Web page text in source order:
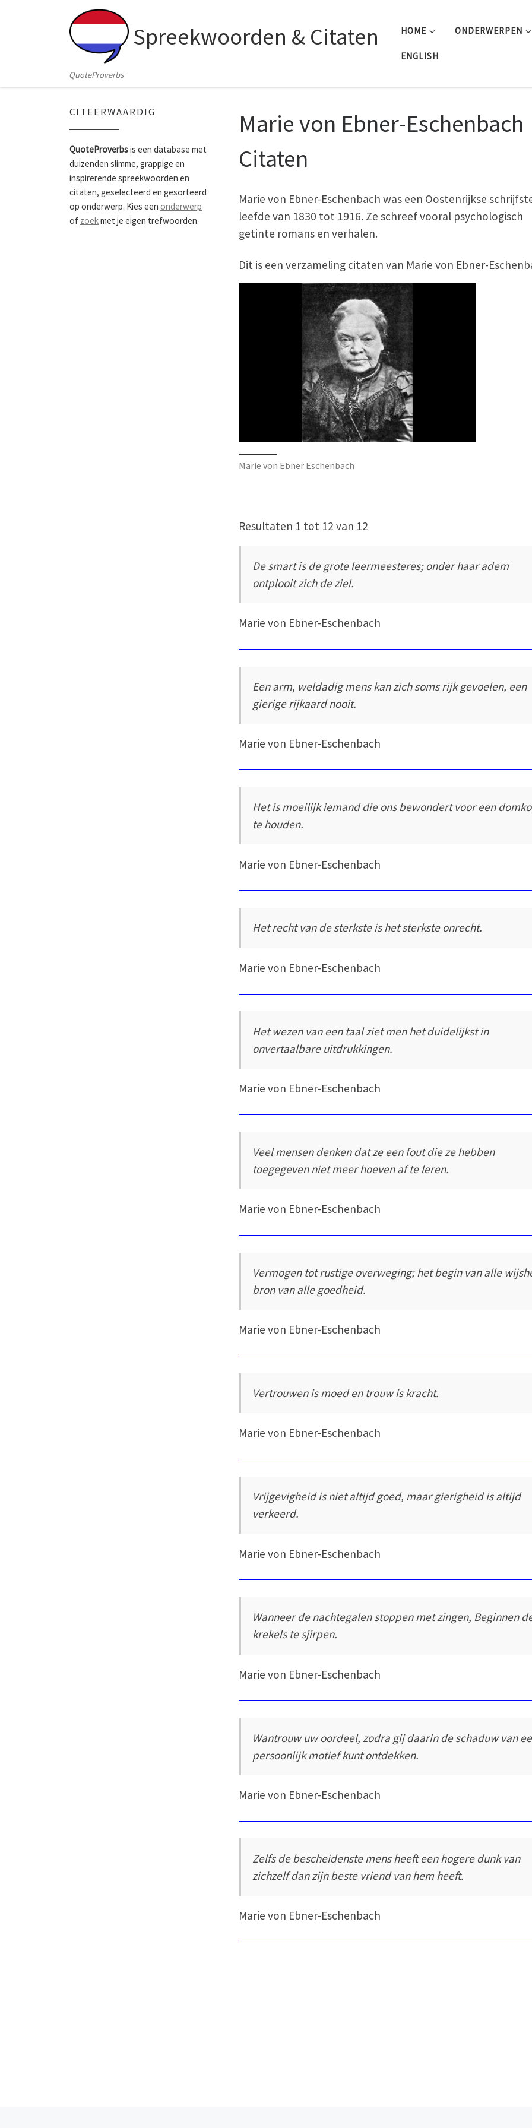
Skip to content
Spreekwoorden & Citaten
QuoteProverbs
HOME ONDERWERPEN
ENGLISH
Marie von Ebner-Eschenbach
Citaten
Marie von Ebner-Eschenbach was een Oostenrijkse
leefde van 1830 tot 1916. Ze schreef vooral psychologisch
getinte romans en verhalen.
Dit is een verzameling citaten van Marie von Ebner-
Marie von Ebner Eschenbach
Resultaten 1 tot 12 van 12
De smart is de grote leermeesteres; onder haar adem
ontplooit zich de ziel.
Marie von Ebner-Eschenbach
Een arm, weldadig mens kan zich soms rijk gevoelen, een
gierige rijkaard nooit.
Marie von Ebner-Eschenbach
Het is moeilijk iemand die ons bewondert voor een
te houden.
Marie von Ebner-Eschenbach
Het recht van de sterkste is het sterkste onrecht.
Marie von Ebner-Eschenbach
Het wezen van een taal ziet men het duidelijkst in
onvertaalbare uitdrukkingen.
Marie von Ebner-Eschenbach
Veel mensen denken dat ze een fout die ze hebben
toegegeven niet meer hoeven af te leren.
Marie von Ebner-Eschenbach
Vermogen tot rustige overweging; het begin van alle
bron van alle goedheid.
Marie von Ebner-Eschenbach
Vertrouwen is moed en trouw is kracht.
Marie von Ebner-Eschenbach
Vrijgevigheid is niet altijd goed, maar gierigheid is altijd
verkeerd.
Marie von Ebner-Eschenbach
Wanneer de nachtegalen stoppen met zingen, Beginnen
krekels te sjirpen.
Marie von Ebner-Eschenbach
Wantrouw uw oordeel, zodra gij daarin de schaduw van
persoonlijk motief kunt ontdekken.
Marie von Ebner-Eschenbach
Zelfs de bescheidenste mens heeft een hogere dunk van
zichzelf dan zijn beste vriend van hem heeft.
Marie von Ebner-Eschenbach
CITEERWAARDIG
QuoteProverbsis een database met
duizenden slimme, grappige en
inspirerende spreekwoorden en
citaten, geselecteerd en gesorteerd
op onderwerp. Kies een onderwerp
of zoekmet je eigen trefwoorden.